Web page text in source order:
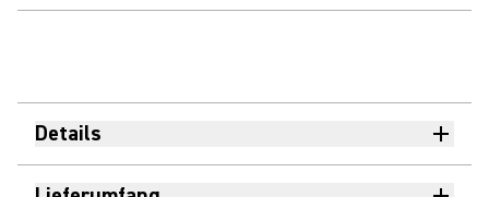
Details